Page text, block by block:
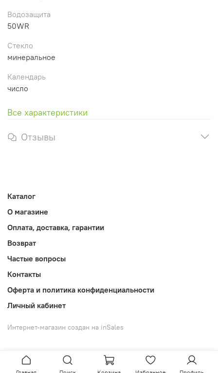
Водозащита
50WR
Стекло
минеральное
Календарь
число
Все характеристики
Отзывы
Каталог
О магазине
Оплата, доставка, гарантии
Возврат
Частые вопросы
Контакты
Оферта и политика конфиденциальности
Личный кабинет
Интернет-магазин создан на inSales